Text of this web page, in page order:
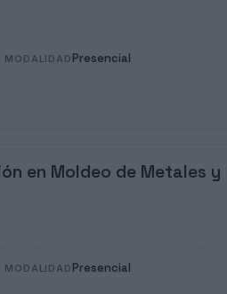
MODALIDAD Presencial
en Moldeo de Metales y
MODALIDAD Presencial